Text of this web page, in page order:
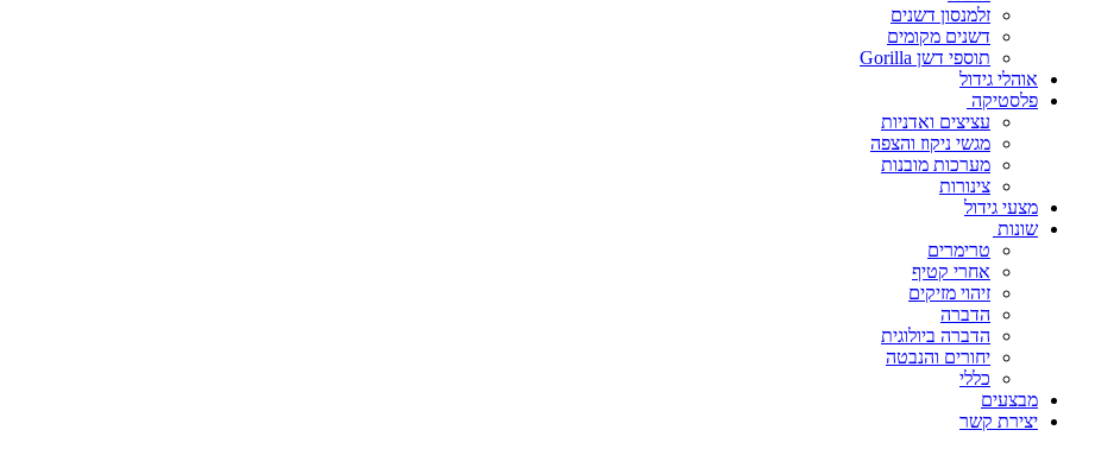
זלמנסון דשנים
דשנים מקומים
תוספי דשן Gorilla
אוהלי גידול
פלסטיקה
עציצים ואדניות
מגשי ניקוז והצפה
מערכות מובנות
צינורות
מצעי גידול
שונות
טרימרים
אחרי קטיף
זיהוי מזיקים
הדברה
הדברה ביולוגית
יחורים והנבטה
כללי
מבצעים
יצירת קשר